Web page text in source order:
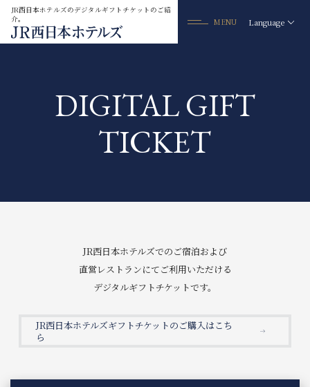
デジタルギフトチケット
DIGITAL GIFT
TICKET
JR西日本ホテルズのデジタルギフトチケットのご紹
介。
MENU Language
一般の方、 はこちら
選択してください
ホテルを選択してください
会員特典
MEMBER’S BENEFITS
ベストレート
JR西日本ホテルズでのご宿泊および
直営レストランにてご利用いただける
デジタルギフトチケットです。
JR西日本ホテルズギフトチケットのご購入はこち
ら